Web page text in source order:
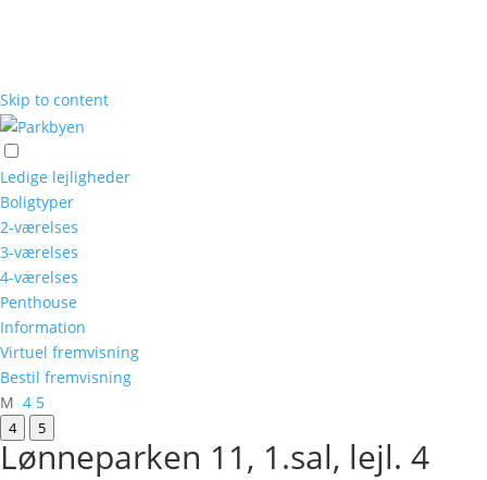
Skip to content
Ledige lejligheder
Boligtyper
2-værelses
3-værelses
4-værelses
Penthouse
Information
Virtuel fremvisning
Bestil fremvisning
M 4 5
4 5
Lønneparken 11, 1.sal, lejl. 4